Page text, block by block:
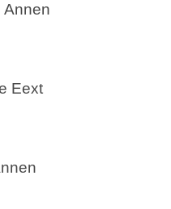
Annen
Eext